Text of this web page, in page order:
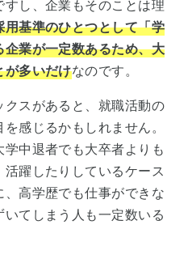
し、企業もそのことは理
用基準のひとつとして「学
業が一定数あるため、大
が多いだけなのです。
スがあると、就職活動の
感じるかもしれません。
中退者でも大卒者よりも
躍したりしているケース
、高学歴でも仕事ができな
てしまう人も一定数いる